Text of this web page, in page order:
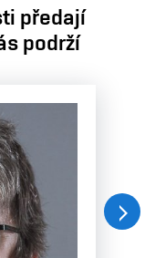
předají
podrží